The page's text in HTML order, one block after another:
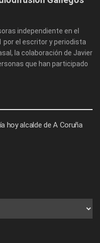
independiente en el
por el escritor y periodista
la colaboración de Javier
que han participado
hoy alcalde de A Coruña